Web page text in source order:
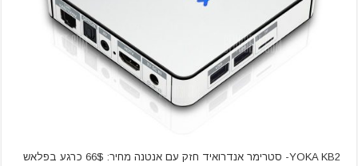
YOKA KB2- סטרימר אנדרואיד חזק עם אנטנה מחיר: 66$ כרגע בפלאש